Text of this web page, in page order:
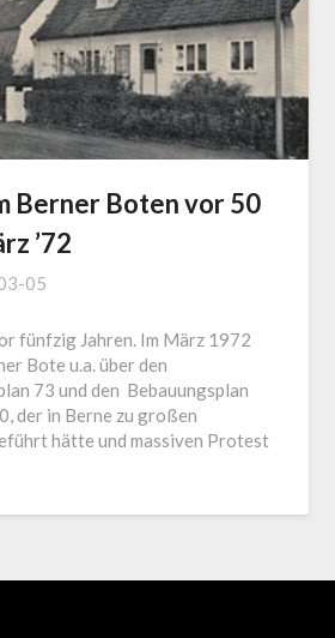
Berner Boten vor 50
’72
05
fünfzig Jahren. Im März 1972
Bote u.a. über den
73 und den Bebauungsplan
der in Berne zu großen
hätte und massiven Protest